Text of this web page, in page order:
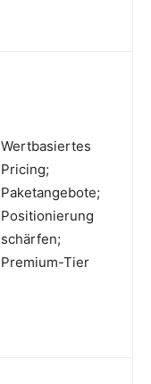
Wertbasiertes
Pricing;
Paketangebote;
Positionierung
schärfen;
Premium-Tier